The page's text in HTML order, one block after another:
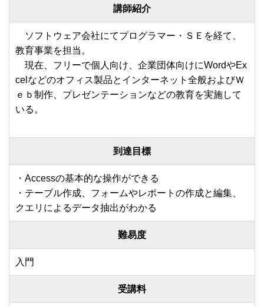
講師紹介
ソフトウェア会社にてプログラマー・ＳＥを経て、
教育事業を担当。
現在、フリーで個人向け、企業団体向けにWordやEx
celなどのオフィス製品とインターネット全般およびＷ
ｅｂ制作、プレゼンテーションなどの教育を実施して
いる。
到達目標
・Accessの基本的な操作ができる
・テーブル作成、フォームやレポートの作成と編集、
クエリによるデータ抽出がわかる
難易度
入門
受講料